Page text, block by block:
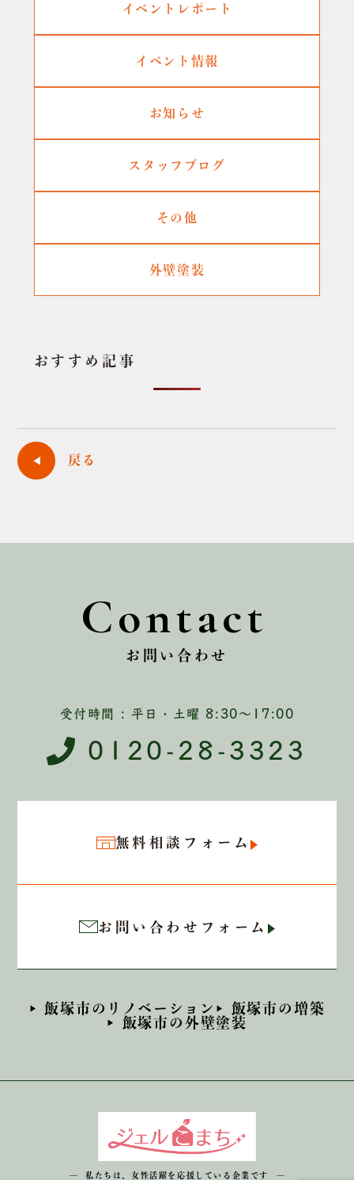
イベントレポート
イベント情報
お知らせ
スタッフブログ
その他
外壁塗装
おすすめ記事
戻る
Contact
お問い合わせ
受付時間 : 平日・土曜 8:30〜17:00
0120-28-3323
無料相談フォーム
お問い合わせフォーム
飯塚市のリノベーション
飯塚市の増築
飯塚市の外壁塗装
私たちは、女性活躍を応援している企業です